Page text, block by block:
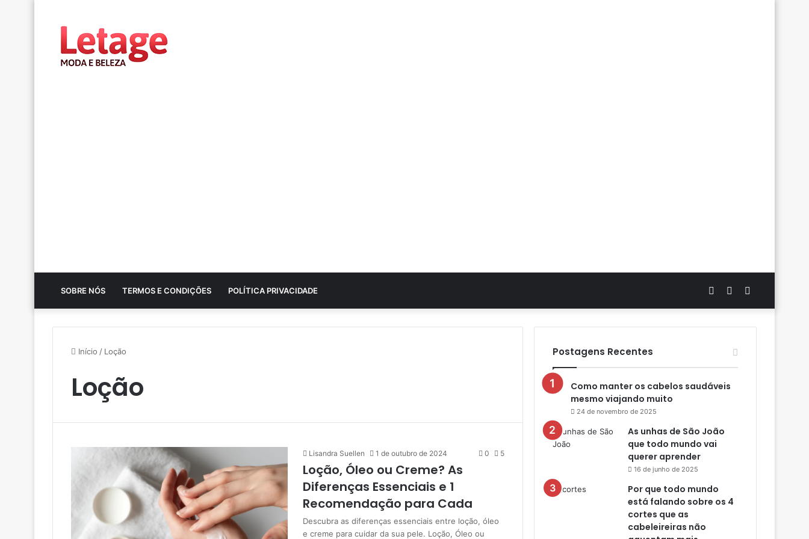
SOBRE NÓS TERMOS E CONDIÇÕES POLÍTICA PRIVACIDADE
por
Switch
skin
Artigo
aleatório
Início / Loção
Loção
Lisandra Suellen 1 de outubro de 2024 0 5
Loção, Óleo ou Creme? As
Diferenças Essenciais e 1
Recomendação para Cada
Descubra as diferenças essenciais entre loção, óleo
e creme para cuidar da sua pele. Loção, Óleo ou
Postagens Recentes
Como manter os cabelos saudáveis
mesmo viajando muito
24 de novembro de 2025
As unhas de São João
que todo mundo vai
querer aprender
16 de junho de 2025
Por que todo mundo
está falando sobre os 4
cortes que as
cabeleireiras não